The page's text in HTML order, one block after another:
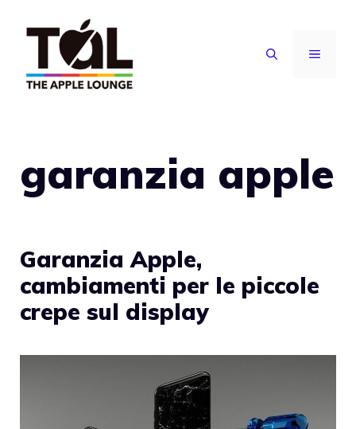
contenuto
MENU
garanzia apple
Garanzia Apple,
cambiamenti per le piccole
crepe sul display